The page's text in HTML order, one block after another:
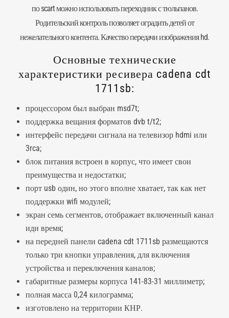
по scart можно использовать переходник с тюльпанов.
Родительский контроль позволяет оградить детей от
нежелательного контента. Качество передачи изображения hd.
Основные технические
характеристики ресивера cadena cdt
1711sb:
процессором был выбран msd7t;
поддержка вещания форматов dvb t/t2;
интерфейс передачи сигнала на телевизор hdmi или
3rca;
блок питания встроен в корпус, что имеет свои
преимущества и недостатки;
порт usb один, но этого вполне хватает, так как нет
поддержки wifi модулей;
экран семь сегментов, отображает включенный канал
иди время;
на передней панели cadena cdt 1711sb размещаются
только три кнопки управления, для включения
устройства и переключения каналов;
габаритные размеры корпуса 141-83-31 миллиметр;
полная масса 0,24 килограмма;
изготовлено на территории КНР.